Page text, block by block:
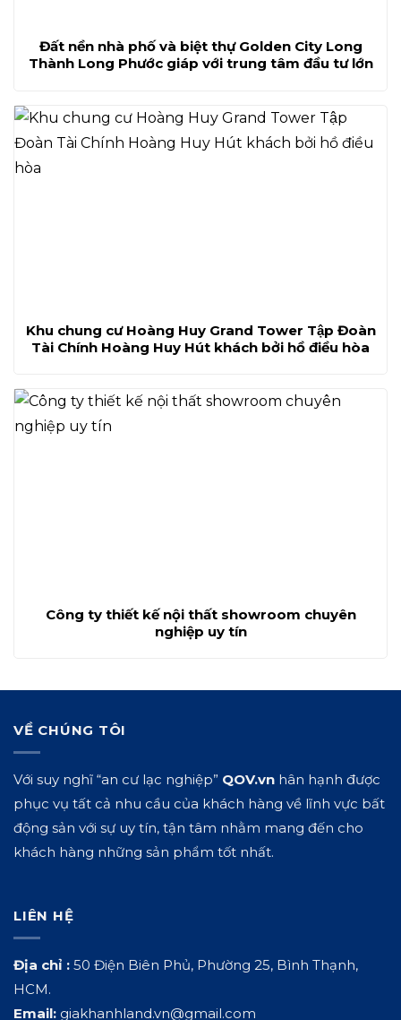
Đất nền nhà phố và biệt thự Golden City Long
Thành Long Phước giáp với trung tâm đầu tư lớn
Khu chung cư Hoàng Huy Grand Tower Tập Đoàn
Tài Chính Hoàng Huy Hút khách bởi hồ điều hòa
Công ty thiết kế nội thất showroom chuyên
nghiệp uy tín
VỀ CHÚNG TÔI
Với suy nghĩ “an cư lạc nghiệp” QOV.vn hân hạnh được
phục vụ tất cả nhu cầu của khách hàng về lĩnh vực bất
động sản với sự uy tín, tận tâm nhằm mang đến cho
khách hàng những sản phẩm tốt nhất.
LIÊN HỆ
Địa chỉ : 50 Điện Biên Phủ, Phường 25, Bình Thạnh,
HCM.
Email: giakhanhland.vn@gmail.com